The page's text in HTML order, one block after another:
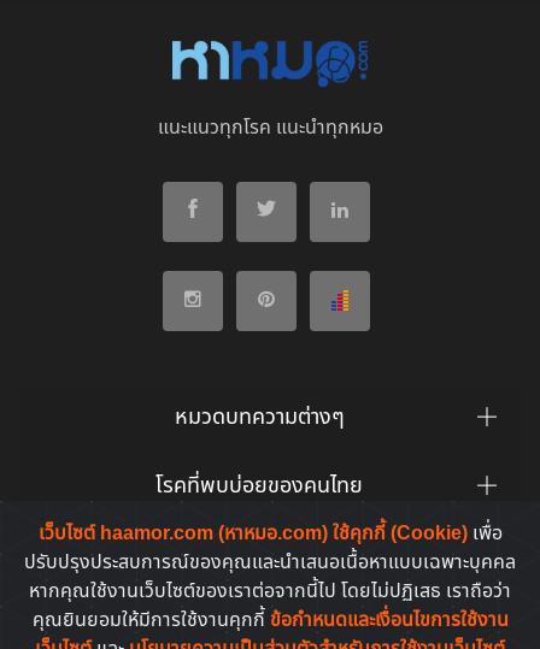
เว็บไซต์ haamor.com (หาหมอ.com) ใช้คุกกี้ (Cookie) เพื่อ
ปรับปรุงประสบการณ์ของคุณและนำเสนอเนื้อหาแบบเฉพาะบุคคล
หากคุณใช้งานเว็บไซต์ของเราต่อจากนี้ไป โดยไม่ปฏิเสธ เราถือว่า
คุณยินยอมให้มีการใช้งานคุกกี้ ข้อกำหนดและเงื่อนไขการใช้งาน
แนะแนวทุกโรค แนะนำทุกหมอ
หมวดบทความต่างๆ
โรคที่พบบ่อยของคนไทย
ยาที่คนไทยค้นหาบ่อย